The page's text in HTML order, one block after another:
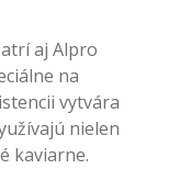
aj Alpro
na
vytvára
nielen
kaviarne.